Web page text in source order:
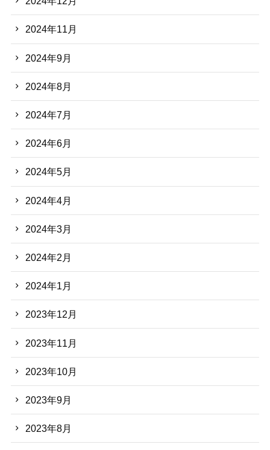
2024年11月
2024年9月
2024年8月
2024年7月
2024年6月
2024年5月
2024年4月
2024年3月
2024年2月
2024年1月
2023年12月
2023年11月
2023年10月
2023年9月
2023年8月